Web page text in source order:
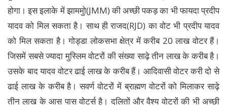
होगा। इस इलाके में झाममुो(JMM) की अच्छी पकड़ का भी फायदा प्रदीप
यादव को मिल सकता है। साथ ही राजद(RJD) का वोट भी प्रदीप यादव
को मिल सकता है। गोड्डा लोकसभा क्षेत्र में करीब 20 लाख वोटर हैं।
जिसमें सबसे ज्यादा मुस्लिम वोटरों की संख्या साढ़े तीन लाख के करीब है।
उसके बाद यादव वोटर ढाई लाख के करीब हैं। आदिवासी वोटर करी दो से
ढाई लाख के करीब है। सवर्ण वोटरों में ब्राह्मण वोटरों को मिलाकर साढ़े
तीन लाख के आस पास वोटर्स है। दलितों और वैश्य वोटरों की भी अच्छी